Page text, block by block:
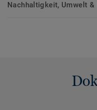
Nachhaltigkeit, Umwelt